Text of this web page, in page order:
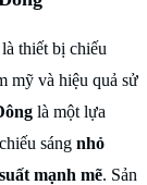
thiết bị chiếu
mỹ và hiệu quả sử
là một lựa
sáng nhỏ
mạnh mẽ. Sản